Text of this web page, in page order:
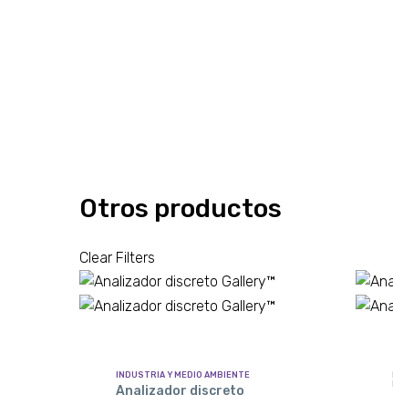
Otros productos
Clear Filters
INDUSTRIA Y MEDIO AMBIENTE
Analizador discreto